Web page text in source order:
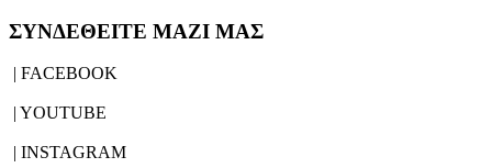
ΣΥΝΔΕΘΕΙΤΕ ΜΑΖΙ ΜΑΣ
| FACEBOOK
| YOUTUBE
| INSTAGRAM